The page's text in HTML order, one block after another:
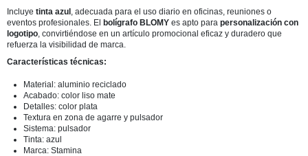
Incluye tinta azul , adecuada para el uso diario en oficinas, reuniones o
eventos profesionales. El bolígrafo BLOMY es apto para personalización con
logotipo , convirtiéndose en un artículo promocional eficaz y duradero que
refuerza la visibilidad de marca.
Características técnicas:
Material: aluminio reciclado
Acabado: color liso mate
Detalles: color plata
Textura en zona de agarre y pulsador
Sistema: pulsador
Tinta: azul
Marca: Stamina